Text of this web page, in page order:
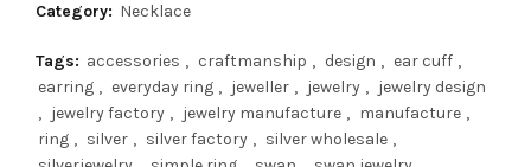
Category: Necklace
Tags: accessories , craftmanship , design , ear cuff ,
earring , everyday ring , jeweller , jewelry , jewelry design
, jewelry factory , jewelry manufacture , manufacture ,
ring , silver , silver factory , silver wholesale ,